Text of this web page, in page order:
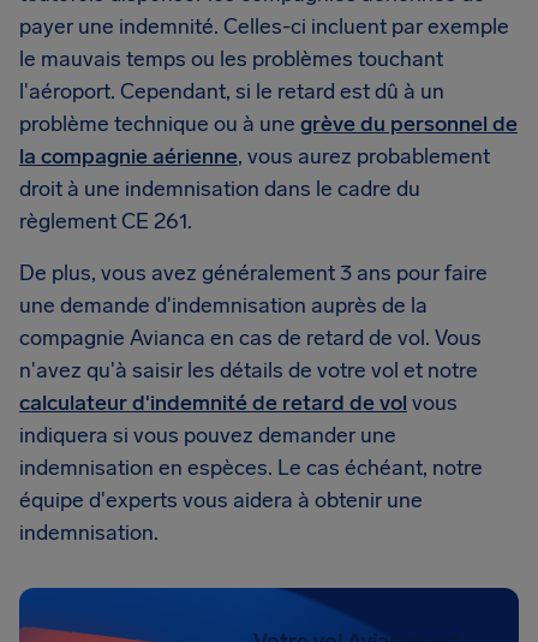
payer une indemnité. Celles-ci incluent par exemple
le mauvais temps ou les problèmes touchant
l'aéroport. Cependant, si le retard est dû à un
problème technique ou à une grève du personnel de
la compagnie aérienne, vous aurez probablement
droit à une indemnisation dans le cadre du
règlement CE 261.
De plus, vous avez généralement 3 ans pour faire
une demande d'indemnisation auprès de la
compagnie Avianca en cas de retard de vol. Vous
n'avez qu'à saisir les détails de votre vol et notre
calculateur d'indemnité de retard de vol vous
indiquera si vous pouvez demander une
indemnisation en espèces. Le cas échéant, notre
équipe d'experts vous aidera à obtenir une
indemnisation.